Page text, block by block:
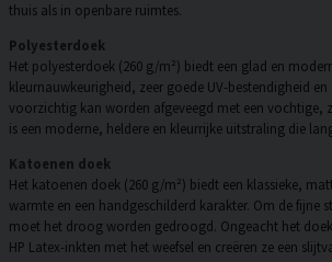
thuis als in openbare ruimtes.
Polyesterdoek
Het polyesterdoek (260 g/m²) biedt een glad en
kleurnauwkeurigheid, zeer goede UV-bestendigheid
voorzichtig kan worden afgeveegd met een vochtige,
is een moderne, heldere en kleurrijke uitstraling die
Katoenen doek
Het katoenen doek (260 g/m²) biedt een klassieke,
warmte en een handgeschilderd karakter. Om de fijne
moet het droog worden gedroogd. Ongeacht het
HP Latex-inkten met het weefsel en creëren ze een